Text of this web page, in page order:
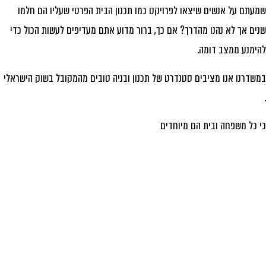
על אנשים שיצאו לפרויקט כמו תכנון הבית הפרטי שעליו הם חלמו
אך לא נהנו מהדרך? אם כך, ברור מדוע אתם מעדיפים לעשות הכול כדי
ממצב דומה.
אנו מציבים סטנדרט של תכנון ובניה טובים מהמקובל בשוק הישראלי
כל משפחה ובית הם מיוחדים